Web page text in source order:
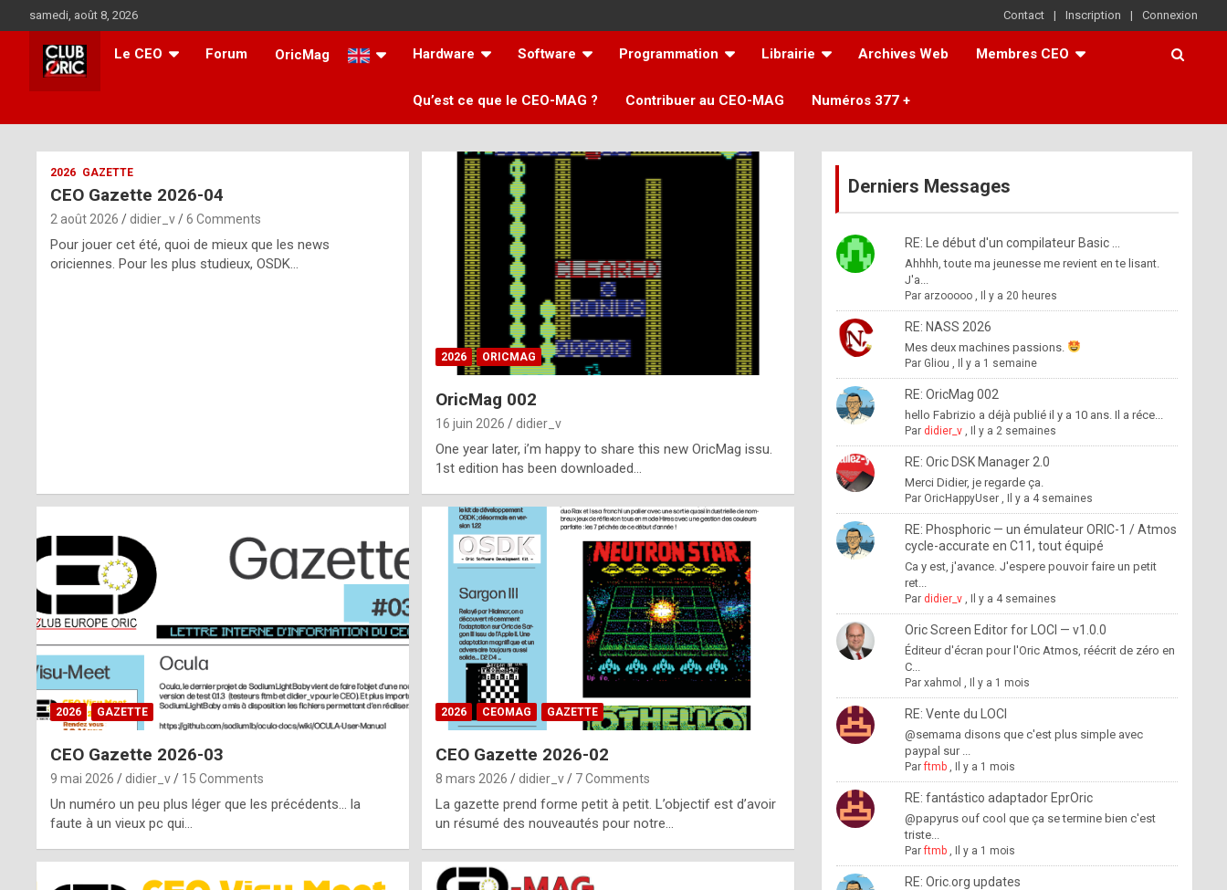
to
content
samedi, août 8, 2026 Contact Inscription Connexion
Le CEO Forum OricMag Hardware Software Programmation Librairie Archives Web Membres CEO
Qu’est ce que le CEO-MAG ? Contribuer au CEO-MAG Numéros 377 +
ff
2026 GAZETTE
CEO Gazette 2026-04
2 août 2026 didier_v 6 Comments
Pour jouer cet été, quoi de mieux que les news
oriciennes. Pour les plus studieux, OSDK…
2026 ORICMAG
OricMag 002
16 juin 2026 didier_v
One year later, i’m happy to share this new OricMag issu.
1st edition has been downloaded…
2026 GAZETTE
CEO Gazette 2026-03
9 mai 2026 didier_v 15 Comments
Un numéro un peu plus léger que les précédents… la
faute à un vieux pc qui…
2026 CEOMAG GAZETTE
CEO Gazette 2026-02
8 mars 2026 didier_v 7 Comments
La gazette prend forme petit à petit. L’objectif est d’avoir
un résumé des nouveautés pour notre…
Derniers Messages
RE: Le début d'un compilateur Basic ...
Ahhhh, toute ma jeunesse me revient en te lisant.
J'a...
Par arzooooo, Il y a 20 heures
RE: NASS 2026
Mes deux machines passions.
Par Gliou , Il y a 1 semaine
RE: OricMag 002
hello Fabrizio a déjà publié il y a 10 ans. Il a réce...
Par didier_v, Il y a 2 semaines
RE: Oric DSK Manager 2.0
Merci Didier, je regarde ça.
Par OricHappyUser, Il y a 4 semaines
RE: Phosphoric — un émulateur ORIC-1 / Atmos
cycle-accurate en C11, tout équipé
Ca y est, j'avance. J'espere pouvoir faire un petit
ret...
Par didier_v, Il y a 4 semaines
Oric Screen Editor for LOCI — v1.0.0
Éditeur d'écran pour l'Oric Atmos, réécrit de zéro en
C...
Par xahmol , Il y a 1 mois
RE: Vente du LOCI
@semama disons que c'est plus simple avec
paypal sur ...
Parftmb, Il y a 1 mois
RE: fantástico adaptador EprOric
@papyrus ouf cool que ça se termine bien c'est
triste...
Parftmb, Il y a 1 mois
RE: Oric.org updates